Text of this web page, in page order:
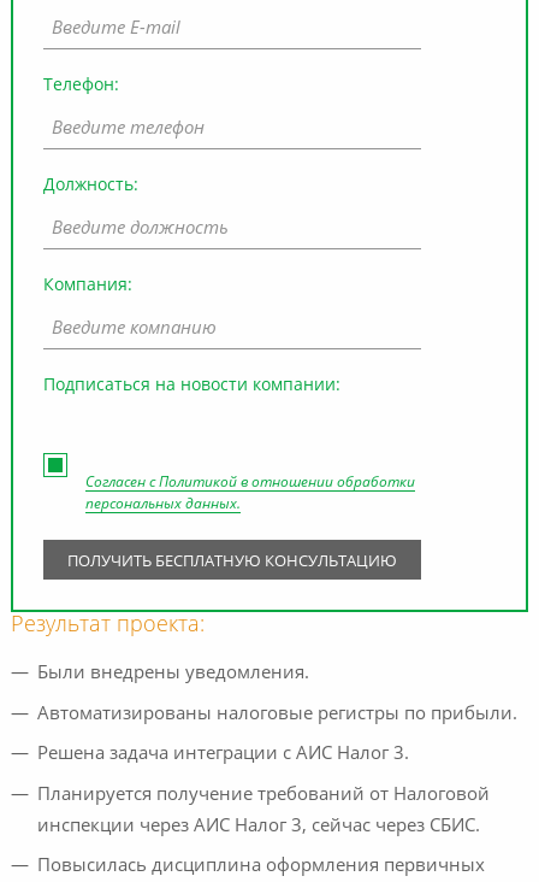
Телефон:
Должность:
Компания:
Подписаться на новости компании:
Согласен сПолитикой в отношении обработки
персональных данных.
Результат проекта:
Были внедрены уведомления.
Автоматизированы налоговые регистры по прибыли.
Решена задача интеграции с АИС Налог 3.
Планируется получение требований от Налоговой
инспекции через АИС Налог 3, сейчас через СБИС.
Повысилась дисциплина оформления первичных